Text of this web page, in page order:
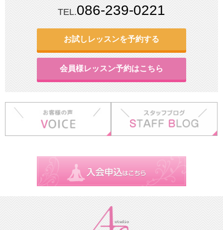
TEL.086-239-0221
お試しレッスンを予約する
会員様レッスン予約はこちら